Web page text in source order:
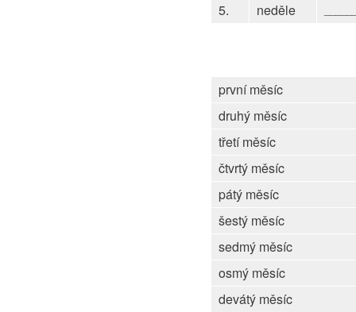
5. neděle
první měsíc
druhý měsíc
třetí měsíc
čtvrtý měsíc
pátý měsíc
šestý měsíc
sedmý měsíc
osmý měsíc
devátý měsíc